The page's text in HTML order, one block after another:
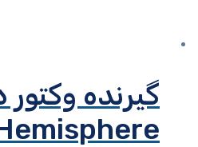
گیرنده وکتور